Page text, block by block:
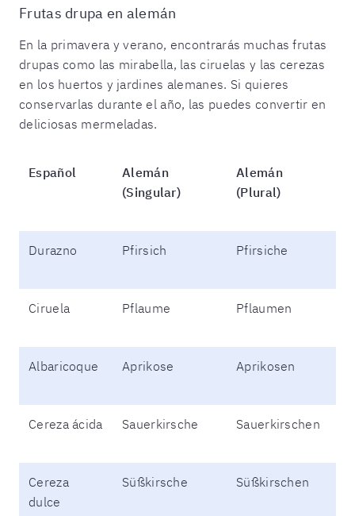
Frutas drupa en alemán
En la primavera y verano, encontrarás muchas frutas
drupas como las mirabella, las ciruelas y las cerezas
en los huertos y jardines alemanes. Si quieres
conservarlas durante el año, las puedes convertir en
deliciosas mermeladas.
Español
Alemán
(Singular)
Alemán
(Plural)
Durazno Pfirsich Pfirsiche
Ciruela Pflaume Pflaumen
Albaricoque Aprikose Aprikosen
Cereza ácida Sauerkirsche Sauerkirschen
Cereza
dulce
Süßkirsche Süßkirschen